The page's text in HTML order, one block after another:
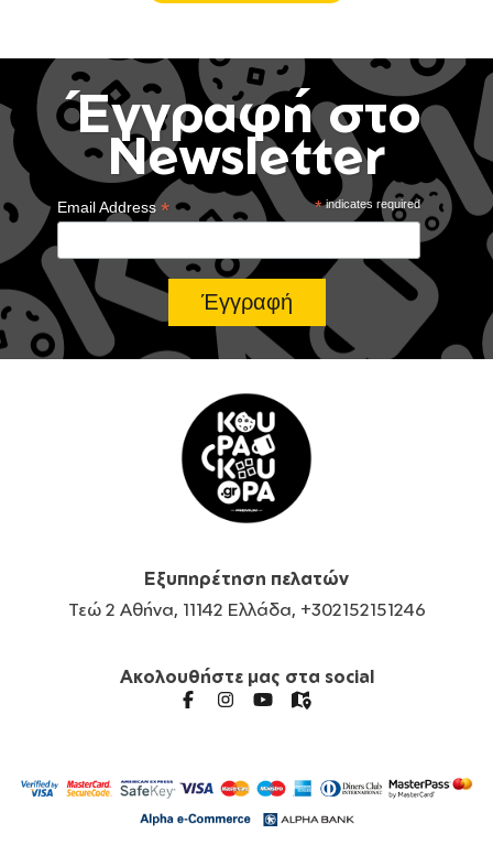
Έγγραφή στο
Newsletter
*indicates required
Email Address*
Εξυπηρέτηση πελατών
Τεώ 2 Αθήνα, 11142 Ελλάδα, +302152151246
Ακολουθήστε μας στα social